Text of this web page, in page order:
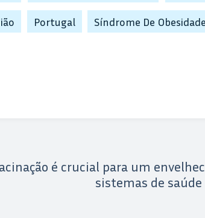
Portugal Síndrome De
é crucial para um
sistemas de